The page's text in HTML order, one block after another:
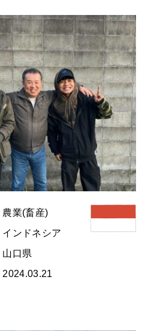
農業(畜産)
インドネシア
山口県
2024.03.21